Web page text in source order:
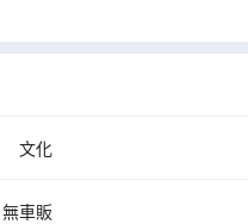
文化
無車販